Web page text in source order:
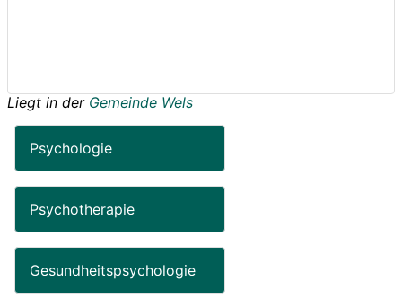
Liegt in der Gemeinde Wels
Psychologie
Psychotherapie
Gesundheitspsychologie